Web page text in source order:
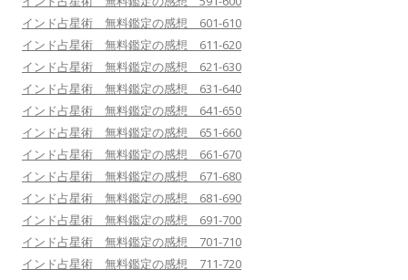
インド占星術 無料鑑定の感想 601-610
インド占星術 無料鑑定の感想 611-620
インド占星術 無料鑑定の感想 621-630
インド占星術 無料鑑定の感想 631-640
インド占星術 無料鑑定の感想 641-650
インド占星術 無料鑑定の感想 651-660
インド占星術 無料鑑定の感想 661-670
インド占星術 無料鑑定の感想 671-680
インド占星術 無料鑑定の感想 681-690
インド占星術 無料鑑定の感想 691-700
インド占星術 無料鑑定の感想 701-710
インド占星術 無料鑑定の感想 711-720